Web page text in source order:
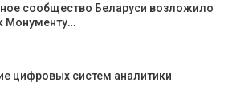
сообщество Беларуси возложило
Монументу…
цифровых систем аналитики